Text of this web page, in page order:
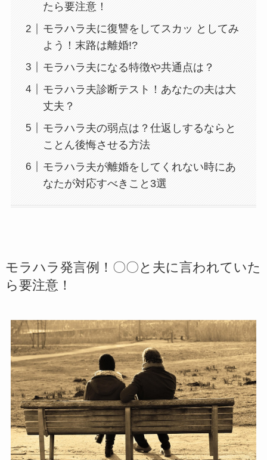
たら要注意！
モラハラ夫に復讐をしてスカッ としてみ
よう！末路は離婚!?
モラハラ夫になる特徴や共通点は？
モラハラ夫診断テスト！あなたの夫は大
丈夫？
モラハラ夫の弱点は？仕返しするならと
ことん後悔させる方法
モラハラ夫が離婚をしてくれない時にあ
なたが対応すべきこと3選
モラハラ発言例！〇〇と夫に言われていた
ら要注意！